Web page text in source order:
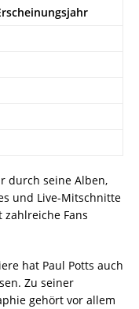
durch seine Alben,
und Live-Mitschnitte
Fans
hat Paul Potts auch
Zu seiner
gehört vor allem